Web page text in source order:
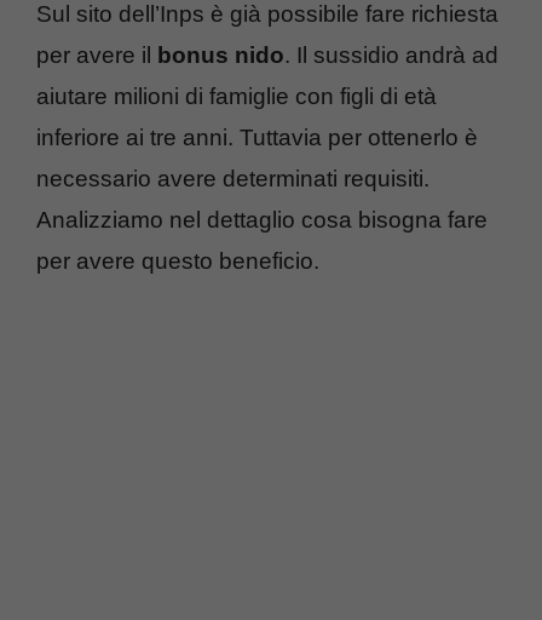
Sul sito dell’Inps è già possibile fare richiesta
per avere il
bonus nido. Il sussidio andrà ad
aiutare milioni di famiglie con figli di età
inferiore ai tre anni. Tuttavia per ottenerlo è
necessario avere determinati requisiti.
Analizziamo nel dettaglio cosa bisogna fare
per avere questo beneficio.